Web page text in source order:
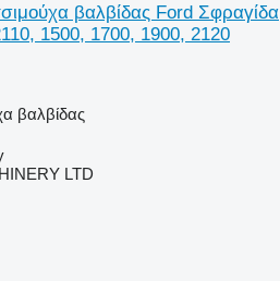
βαλβίδας Ford Σφραγίδα
1500, 1700, 1900, 2120
βαλβίδας
LTD